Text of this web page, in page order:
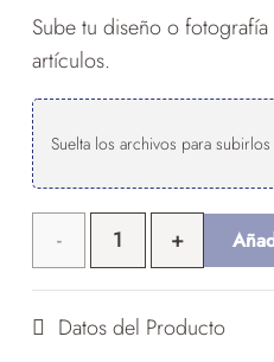
Sube tu diseño o
artículos.
Suelta los archivos para
Cartel
A3 +
cantidad
Datos del Producto